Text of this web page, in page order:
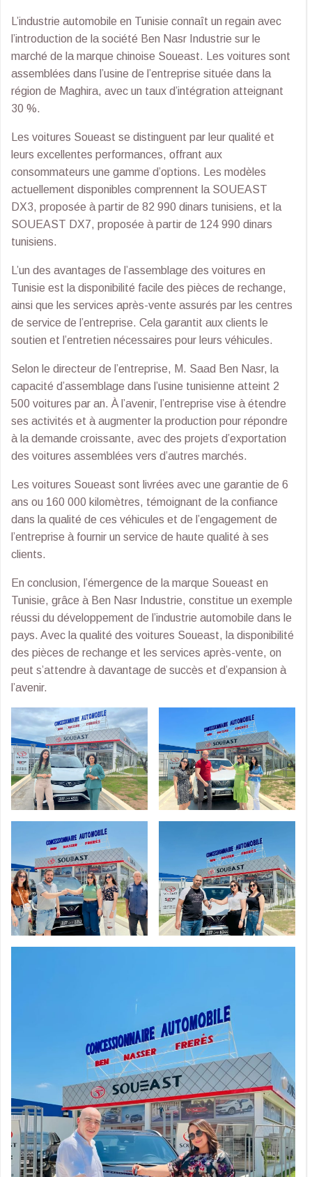
L’industrie automobile en Tunisie connaît un regain avec
l’introduction de la société Ben Nasr Industrie sur le
marché de la marque chinoise Soueast. Les voitures sont
assemblées dans l’usine de l’entreprise située dans la
région de Maghira, avec un taux d’intégration atteignant
30 %.
Les voitures Soueast se distinguent par leur qualité et
leurs excellentes performances, offrant aux
consommateurs une gamme d’options. Les modèles
actuellement disponibles comprennent la SOUEAST
DX3, proposée à partir de 82 990 dinars tunisiens, et la
SOUEAST DX7, proposée à partir de 124 990 dinars
tunisiens.
L’un des avantages de l’assemblage des voitures en
Tunisie est la disponibilité facile des pièces de rechange,
ainsi que les services après-vente assurés par les centres
de service de l’entreprise. Cela garantit aux clients le
soutien et l’entretien nécessaires pour leurs véhicules.
Selon le directeur de l’entreprise, M. Saad Ben Nasr, la
capacité d’assemblage dans l’usine tunisienne atteint 2
500 voitures par an. À l’avenir, l’entreprise vise à étendre
ses activités et à augmenter la production pour répondre
à la demande croissante, avec des projets d’exportation
des voitures assemblées vers d’autres marchés.
Les voitures Soueast sont livrées avec une garantie de 6
ans ou 160 000 kilomètres, témoignant de la confiance
dans la qualité de ces véhicules et de l’engagement de
l’entreprise à fournir un service de haute qualité à ses
clients.
En conclusion, l’émergence de la marque Soueast en
Tunisie, grâce à Ben Nasr Industrie, constitue un exemple
réussi du développement de l’industrie automobile dans le
pays. Avec la qualité des voitures Soueast, la disponibilité
des pièces de rechange et les services après-vente, on
peut s’attendre à davantage de succès et d’expansion à
l’avenir.